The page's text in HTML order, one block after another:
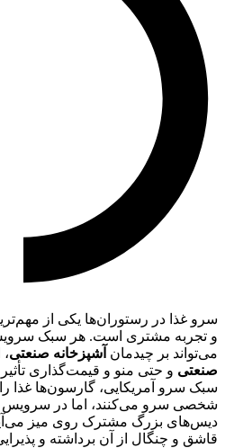
سرو غذا در رستوران‌ها یکی از
و تجربه مشتری است. هر سبک
می‌تواند بر چیدمان آشپزخانه صنعتی
صنعتی و حتی منو و قیمت‌گذاری تأثیر
سبک سرو آمریکایی، گارسون‌ها غذا
دیس‌های بزرگ مشترک روی میز
قاشق و چنگال از آن برداشته و